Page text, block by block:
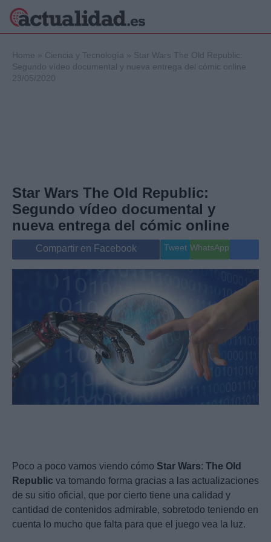
Internacional
Viajes
Gente
Musica
Home » Ciencia y Tecnología » Star Wars The Old Republic:
Segundo vídeo documental y nueva entrega del cómic online
23/05/2020
Star Wars The Old Republic:
Segundo vídeo documental y
nueva entrega del cómic online
Compartir en Facebook Tweet WhatsApp
Poco a poco vamos viendo cómo Star Wars: The Old
Republic va tomando forma gracias a las actualizaciones
de su sitio oficial, que por cierto tiene una calidad y
cantidad de contenidos admirable, sobretodo teniendo en
cuenta lo mucho que falta para que el juego vea la luz.